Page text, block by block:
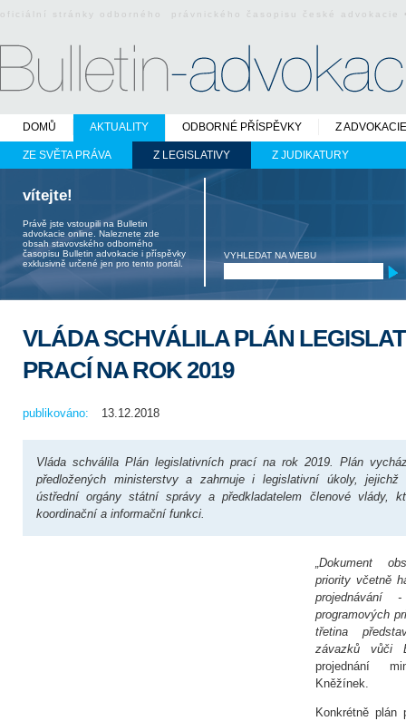
oficiální stránky odborného právnického časopisu české
DOMŮ AKTUALITY
ZE SVĚTA PRÁVA Z LEGISLATIVY Z JUDIKATURY
ODBORNÉ PŘÍSPĚVKY Z ADVOKACIE
vítejte!
Právě jste vstoupili na Bulletin
advokacie online. Naleznete zde
obsah stavovského odborného
časopisu Bulletin advokacie i příspěvky
exklusivně určené jen pro tento portál.
VYHLEDAT NA WEBU
VLÁDA SCHVÁLILA PLÁN
PRACÍ NA ROK 2019
publikováno: 13.12.2018
Vláda schválila Plán legislativních prací na rok 2019. Plán
předložených ministerstvy a zahrnuje i legislativní úkoly, jejichž
ústřední orgány státní správy a předkladatelem členové vlády,
koordinační a informační funkci.
„Dokument
priority včetně
programových
třetina
závazků vůči
projednání
Kněžínek.
Konkrétně plán